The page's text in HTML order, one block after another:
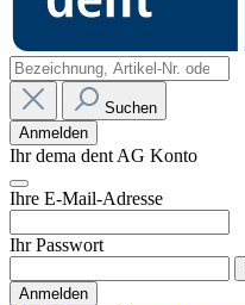
Suchen
Anmelden
Ihr dema dent AG Konto
Ihre E-Mail-Adresse
Ihr Passwort
Anmelden